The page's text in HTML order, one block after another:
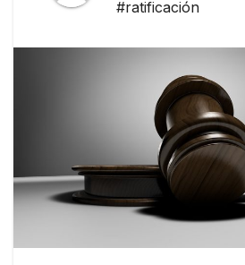
#ratificación